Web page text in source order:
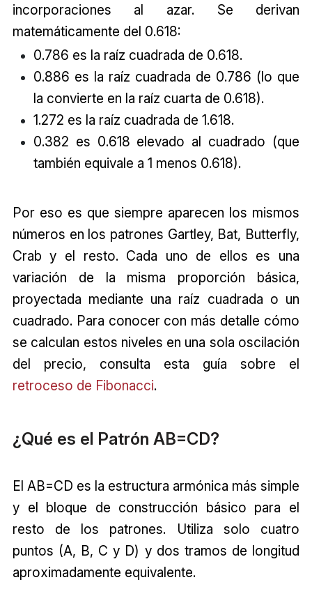
incorporaciones al azar. Se derivan
matemáticamente del 0.618:
0.786 es la raíz cuadrada de 0.618.
0.886 es la raíz cuadrada de 0.786 (lo que
la convierte en la raíz cuarta de 0.618).
1.272 es la raíz cuadrada de 1.618.
0.382 es 0.618 elevado al cuadrado (que
también equivale a 1 menos 0.618).
Por eso es que siempre aparecen los mismos
números en los patrones Gartley, Bat, Butterfly,
Crab y el resto. Cada uno de ellos es una
variación de la misma proporción básica,
proyectada mediante una raíz cuadrada o un
cuadrado. Para conocer con más detalle cómo
se calculan estos niveles en una sola oscilación
del precio, consulta esta guía sobre el
retroceso de Fibonacci.
¿Qué es el Patrón AB=CD?
El AB=CD es la estructura armónica más simple
y el bloque de construcción básico para el
resto de los patrones. Utiliza solo cuatro
puntos (A, B, C y D) y dos tramos de longitud
aproximadamente equivalente.